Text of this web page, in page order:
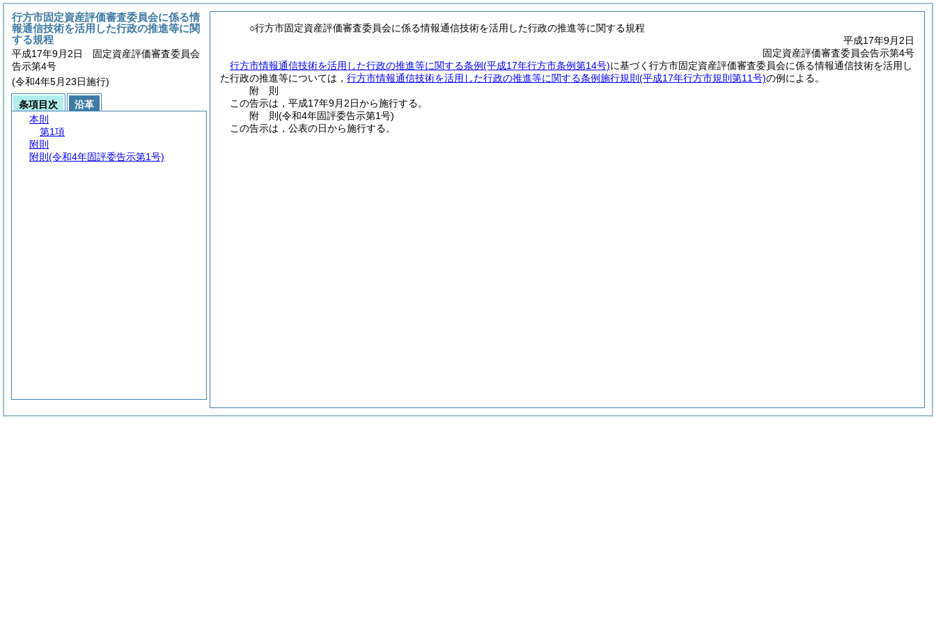
○行方市固定資産評価審査委員会に係る情報通信技術を活用した行政の推進等に関する規程
平成17年9月2日
固定資産評価審査委員会告示第4号
行方市情報通信技術を活用した行政の推進等に関する条例(平成17年行方市条例第14号)に基づく行方市固定資産評価審査委員会に係る情報通信技術を活用し
た行政の推進等については， 行方市情報通信技術を活用した行政の推進等に関する条例施行規則 (平成17年行方市規則第11号)の例による。
附 則
この告示は，平成17年9月2日から施行する。
附 則(令和4年固評委告示第1号)
この告示は，公表の日から施行する。
行方市固定資産評価審査委員会に係る情
報通信技術を活用した行政の推進等に関
する規程
平成17年9月2日 固定資産評価審査委員会
告示第4号
(令和4年5月23日施行)
条項目次
沿革
本則
第1項
附則
附則 (令和4年固評委告示第1号)